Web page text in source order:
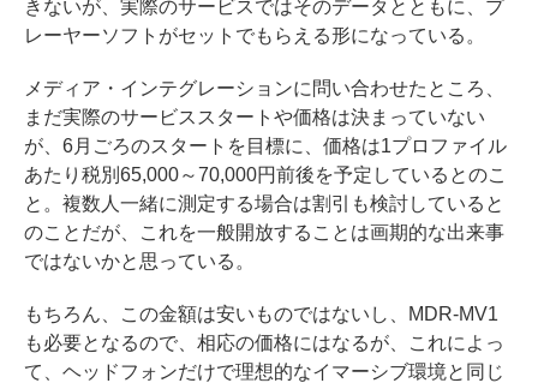
きないが、実際のサービスではそのデータとともに、プ
レーヤーソフトがセットでもらえる形になっている。
メディア・インテグレーションに問い合わせたところ、
まだ実際のサービススタートや価格は決まっていない
が、6月ごろのスタートを目標に、価格は1プロファイル
あたり税別65,000～70,000円前後を予定しているとのこ
と。複数人一緒に測定する場合は割引も検討していると
のことだが、これを一般開放することは画期的な出来事
ではないかと思っている。
もちろん、この金額は安いものではないし、MDR-MV1
も必要となるので、相応の価格にはなるが、これによっ
て、ヘッドフォンだけで理想的なイマーシブ環境と同じ